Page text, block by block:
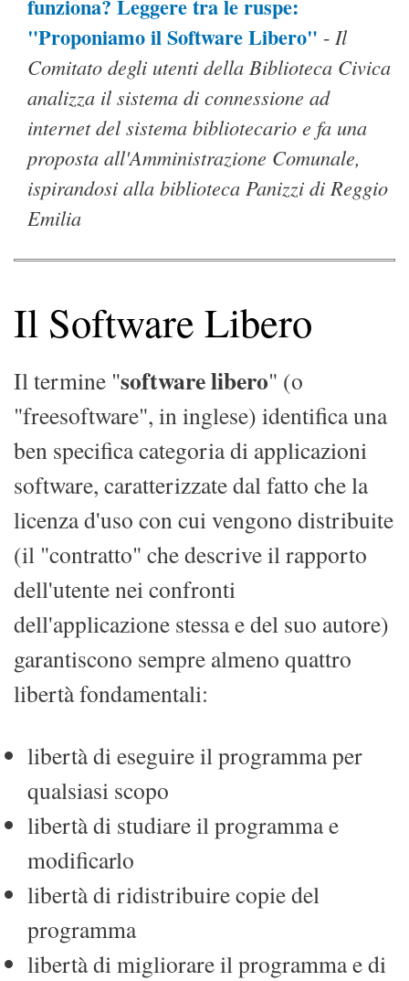
funziona? Leggere tra le ruspe:
"Proponiamo il Software Libero" - Il
Comitato degli utenti della Biblioteca Civica
analizza il sistema di connessione ad
internet del sistema bibliotecario e fa una
proposta all'Amministrazione Comunale,
ispirandosi alla biblioteca Panizzi di Reggio
Emilia
Il Software Libero
Il termine "software libero" (o
"freesoftware", in inglese) identifica una
ben specifica categoria di applicazioni
software, caratterizzate dal fatto che la
licenza d'uso con cui vengono distribuite
(il "contratto" che descrive il rapporto
dell'utente nei confronti
dell'applicazione stessa e del suo autore)
garantiscono sempre almeno quattro
libertà fondamentali:
libertà di eseguire il programma per
qualsiasi scopo
libertà di studiare il programma e
modificarlo
libertà di ridistribuire copie del
programma
libertà di migliorare il programma e di